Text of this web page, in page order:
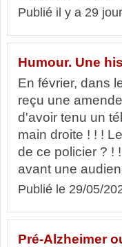
Publié il y a 29
Humour. Une
En février, dans
reçu une
d'avoir tenu un
main droite ! ! !
de ce policier ? !
avant une
Publié le 29/05/
Pré-Alzheimer